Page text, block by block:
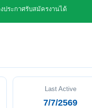
ประกาศรับสมัครงานได้
Last Active
7/7/2569